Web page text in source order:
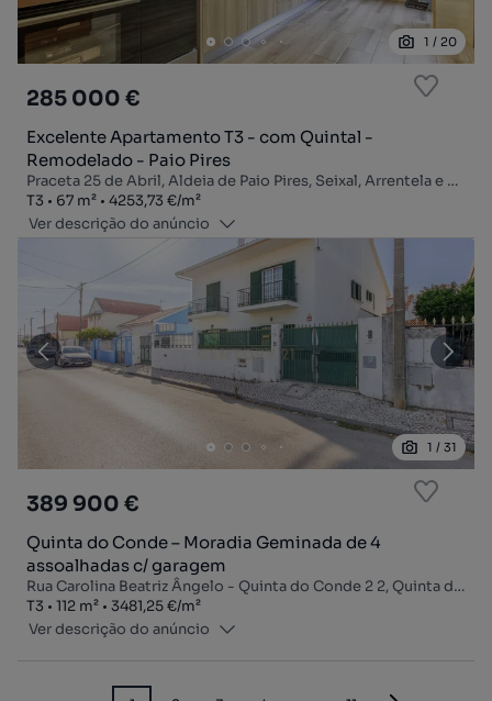
1 / 20
285 000 €
Excelente Apartamento T3 - com Quintal -
Remodelado - Paio Pires
Praceta 25 de Abril, Aldeia de Paio Pires, Seixal, Arrentela e Aldeia de Paio Pires, Seixal, Setúbal
Tipologia
T3
Zona67 m²
Preço por metro quadrado
4253,73 €/m²
Ver descrição do anúncio
1 / 31
389 900 €
Quinta do Conde – Moradia Geminada de 4
assoalhadas c/ garagem
Rua Carolina Beatriz Ângelo - Quinta do Conde 2 2, Quinta do Conde, Sesimbra, Setúbal
Tipologia
T3
Zona112 m²
Preço por metro quadrado
3481,25 €/m²
Ver descrição do anúncio